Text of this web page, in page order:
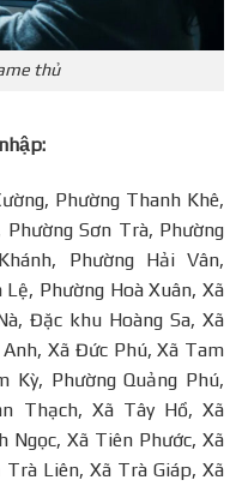
thủ
Phường Thanh Khê,
Sơn Trà, Phường
Phường Hải Vân,
Phường Hoà Xuân, Xã
Đặc khu Hoàng Sa, Xã
Xã Đức Phú, Xã Tam
Kỳ, Phường Quảng Phú,
Thạch, Xã Tây Hồ, Xã
Ngọc, Xã Tiên Phước, Xã
Liên, Xã Trà Giáp, Xã